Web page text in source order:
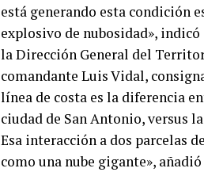
está generando esta condición
explosivo de nubosidad»,
la Dirección General del
comandante Luis Vidal,
línea de costa es la diferencia
ciudad de San Antonio, versus
Esa interacción a dos parcelas
como una nube gigante»,